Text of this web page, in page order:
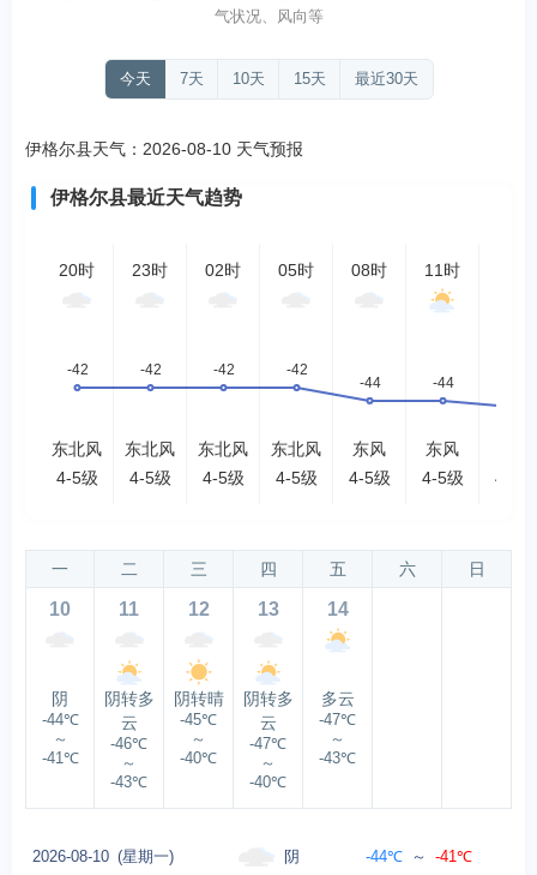
气状况、风向等
今天 7天 10天 15天 最近30天
伊格尔县天气：2026-08-10 天气预报
伊格尔县最近天气趋势
20时
东北风
4-5级
23时
东北风
4-5级
02时
东北风
4-5级
05时
东北风
4-5级
08时
东风
4-5级
11时
东风
4-5级
4-5级
一 二 三 四 五 六 日
10
阴
-44℃
～
-41℃
11
阴转多
云
-46℃
～
-43℃
12
阴转晴
-45℃
～
-40℃
13
阴转多
云
-47℃
～
-40℃
14
多云
-47℃
～
-43℃
2026-08-10 (星期一) 阴 -44℃ ～ -41℃